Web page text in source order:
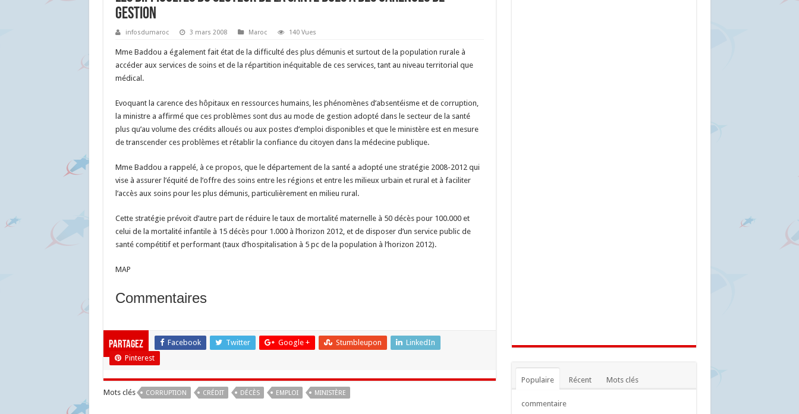
gestion
infosdumaroc 3 mars 2008 Maroc 140 Vues
Mme Baddou a également fait état de la difficulté des plus démunis et surtout de la population rurale à
accéder aux services de soins et de la répartition inéquitable de ces services, tant au niveau territorial que
médical.
Evoquant la carence des hôpitaux en ressources humains, les phénomènes d’absentéisme et de corruption,
la ministre a affirmé que ces problèmes sont dus au mode de gestion adopté dans le secteur de la santé
plus qu’au volume des crédits alloués ou aux postes d’emploi disponibles et que le ministère est en mesure
de transcender ces problèmes et rétablir la confiance du citoyen dans la médecine publique.
Mme Baddou a rappelé, à ce propos, que le département de la santé a adopté une stratégie 2008-2012 qui
vise à assurer l’équité de l’offre des soins entre les régions et entre les milieux urbain et rural et à faciliter
l’accès aux soins pour les plus démunis, particulièrement en milieu rural.
Cette stratégie prévoit d’autre part de réduire le taux de mortalité maternelle à 50 décès pour 100.000 et
celui de la mortalité infantile à 15 décès pour 1.000 à l’horizon 2012, et de disposer d’un service public de
santé compétitif et performant (taux d’hospitalisation à 5 pc de la population à l’horizon 2012).
MAP
Commentaires
Partagez Facebook Twitter Google + Stumbleupon
LinkedIn
Pinterest
Mots clés CORRUPTION CRÉDIT DÉCÈS EMPLOI MINISTÈRE
Populaire Récent Mots clés
commentaire